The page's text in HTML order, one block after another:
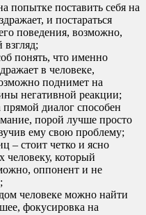
попытке поставить себя на
и постараться
поведения, возможно,
понять, что именно
в человеке,
поднимет на
негативной реакции;
диалог способен
порой лучше просто
ему свою проблему;
– стоит четко и ясно
человеку, который
оппонент и не
человеке можно найти
фокусировка на